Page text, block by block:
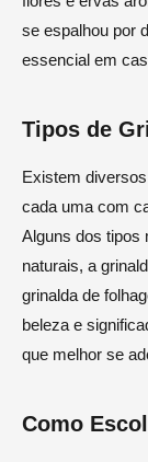
se espalhou por
essencial em
Tipos de
Existem
cada uma com
Alguns dos tipos
naturais, a
grinalda de
beleza e
que melhor se
Como